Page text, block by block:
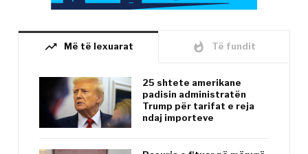
trending_up Më të lexuarat whatshot Të fundit
25 shtete amerikane
padisin administratën
Trump për tarifat e reja
ndaj importeve